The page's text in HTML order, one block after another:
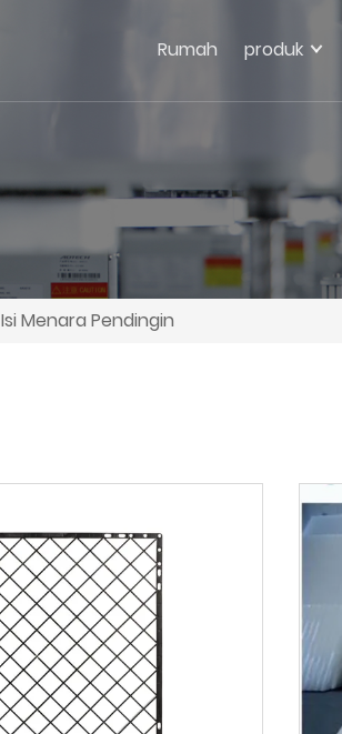
Rumah produk
Isi Menara Pendingin